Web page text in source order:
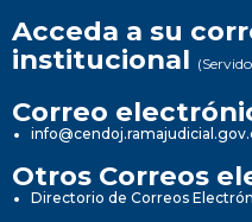
Acceda a su
institucional
Correo
Otros Correos
Directorio de Correos